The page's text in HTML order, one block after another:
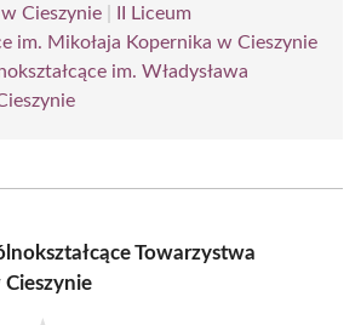
Cieszynie
II Liceum
im. Mikołaja Kopernika w Cieszynie
im. Władysława
Towarzystwa
Cieszynie